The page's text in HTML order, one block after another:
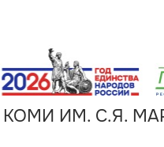
КОМИ ИМ. С.Я.